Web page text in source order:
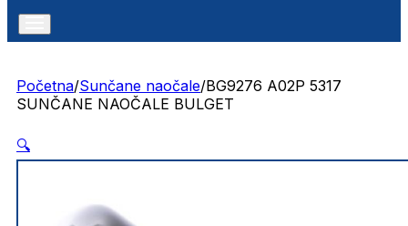
Početna/Sunčane naočale/BG9276 A02P 5317
SUNČANE NAOČALE BULGET
🔍